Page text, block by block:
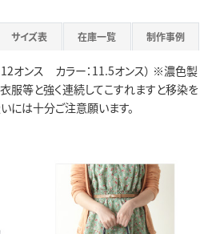
サイズ表 在庫一覧 制作事例
オンス カラー：11.5オンス） ※濃色製
服等と強く連続してこすれますと移染を
には十分ご注意願います。